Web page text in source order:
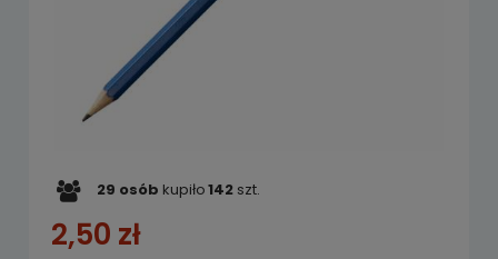
29 osób kupiło142 szt.
2,50 zł